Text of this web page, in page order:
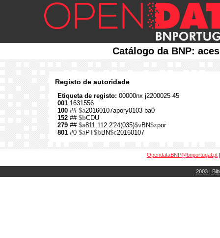
Catálogo da BNP:
Registo de autoridade
Etiqueta de registo: 00000nx j2200025 45
001 1631556
100 ## $a20160107apory0103 ba0
152 ## $bCDU
279 ## $a811.112.2'24(035)$vBN$zpor
801 #0 $aPT$bBN$c20160107
OpendataBNP@bnportugal.pt
2003 |